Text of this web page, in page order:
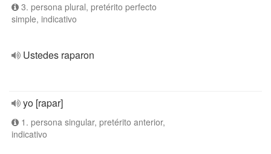
3. persona plural, pretérito perfecto
simple, indicativo
Ustedes raparon
yo [rapar]
1. persona singular, pretérito anterior,
indicativo